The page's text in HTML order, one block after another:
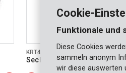
KRT408101
Sechskantschlüssel 1,5-8 - 8
Cookie-
Funktionale und
Diese Cookies
sammeln anonym
wir diese auswerten